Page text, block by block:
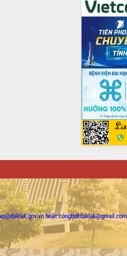
hoặc congttdtdaklak@gmail.com